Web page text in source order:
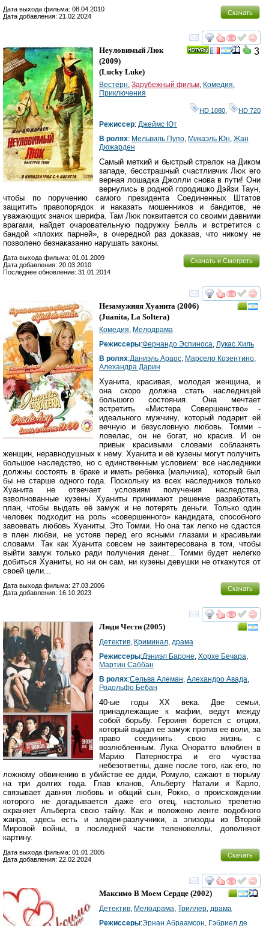
Скачать
Дата выхода фильма: 08.04.2010
Дата добавления: 21.02.2024
смотреть
3
Неуловимый Люк
(2009)
(Lucky Luke)
Вестерн, Зарубежный фильм, Комедия,
Приключения
HD 1080 HD 720
Режиссер: Джеймс Ют
В ролях: Мельвиль Пупо, Микаэль Юн, Жан
Дюжарден
Самый меткий и быстрый стрелок на Диком
западе, бесстрашный счастливчик Люк его
верная лошадка Джолли снова в пути! Они
вернулись в родной городишко Дэйзи Таун,
чтобы по поручению самого президента Соединенных Штатов
защитить правопорядок и наказать мошенников и бандитов, не
уважающих значок шерифа. Там Люк поквитается со своими давними
врагами, найдет очаровательную подружку Белль и встретится с
бандой «плохих парней», в очередной раз доказав, что никому не
позволено безнаказанно нарушать законы.
Скачать и Смотреть
Дата выхода фильма: 01.01.2009
Дата добавления: 20.03.2010
Последнее обновление: 31.01.2014
смотреть
Незамужняя Хуанита (2006)
(Juanita, La Soltera)
Комедия, Мелодрама
Режиссеры:Фернандо Эспиноса, Лукас Хиль
В ролях:Даниэль Араос, Марсело Козентино,
Алехандра Дарин
Хуанита, красивая, молодая женщина, и
она скоро должна стать наследницей
большого состояния. Она мечтает
встретить «Мистера Совершенство» -
идеального мужчину, который подарит ей
вечную и безусловную любовь. Томми -
ловелас, он не богат, но красив. И он
привык красивыми словами соблазнять
женщин, неравнодушных к нему. Хуанита и её кузены могут получить
большое наследство, но с единственным условием: все наследники
должны состоять в браке и иметь ребенка (мальчика), который был
бы не старше одного года. Поскольку из всех наследников только
Хуанита не отвечает условиям получения наследства,
взволнованные кузены Хуаниты принимают решение разработать
план, чтобы выдать её замуж и не потерять деньги. Только один
человек подходит на роль «совершенного» кандидата, способного
завоевать любовь Хуаниты. Это Томми. Но она так легко не сдастся
в плен любви, не устояв перед его ясными глазами и красивыми
словами. Так как Хуанита совсем не заинтересована в том, чтобы
выйти замуж только ради получения денег... Томми будет нелегко
добиться Хуаниты, но ни он сам, ни кузены девушки не откажутся от
своей цели...
Скачать
Дата выхода фильма: 27.03.2006
Дата добавления: 16.10.2023
смотреть
Люди Чести (2005)
Детектив, Криминал, драма
Режиссеры:Дэниэл Бароне, Хорхе Бечара,
Мартин Саббан
В ролях:Сельва Алеман, Алехандро Авада,
Родольфо Бебан
40-ые годы XX века. Две семьи,
принадлежащие к мафии, ведут между
собой борьбу. Героиня борется с отцом,
который выдал ее замуж против ее воли, за
право соединить свою жизнь с
возлюбленным. Лука Оноратто влюблен в
Марию Патерностра и его чувства
небезответны, даже после того, как его, по
ложному обвинению в убийстве ее дяди, Ромуло, сажают в тюрьму
на три долгих года. Глав кланов, Альберту Натали и Карло,
связывает давняя любовь и общий сын, Рокко, о происхождении
которого не догадывается даже его отец, настолько трепетно
охраняет Альберта свою тайну. Как и положено ленте подобного
жанра, здесь есть и злодеи-разлучники, а эпизоды из Второй
Мировой войны, в последней части теленовеллы, дополняют
картину.
Скачать
Дата выхода фильма: 01.01.2005
Дата добавления: 22.02.2024
смотреть
Максимо В Моем Сердце (2002)
Детектив Мелодрама Триллер драма
Режиссеры:Эрнан Абраамсон Гэбриел де